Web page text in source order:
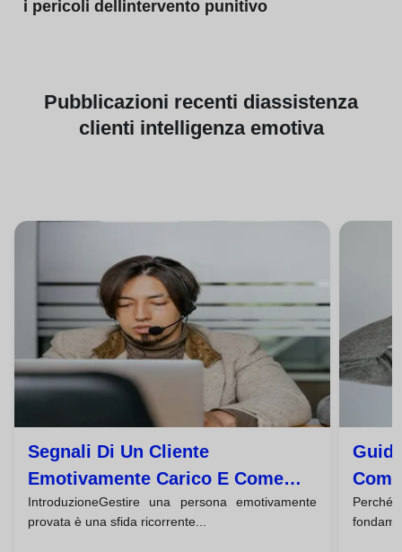
i pericoli dellintervento punitivo
Pubblicazioni recenti diassistenza
clienti intelligenza emotiva
Segnali Di Un Cliente
Emotivamente Carico E Come
Assisterlo In Modo Professionale
IntroduzioneGestire una persona emotivamente
provata è una sfida ricorrente...